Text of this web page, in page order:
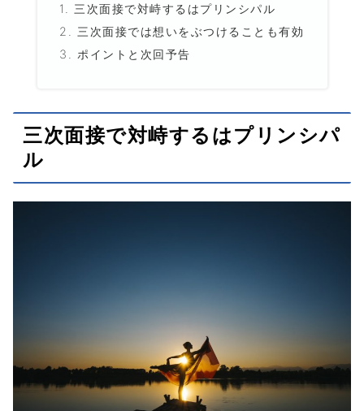
三次面接で対峙するはプリンシパル
三次面接では想いをぶつけることも有効
ポイントと次回予告
三次面接で対峙するはプリンシパ
ル